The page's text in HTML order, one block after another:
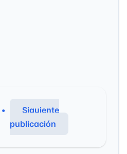
Siguiente
publicación